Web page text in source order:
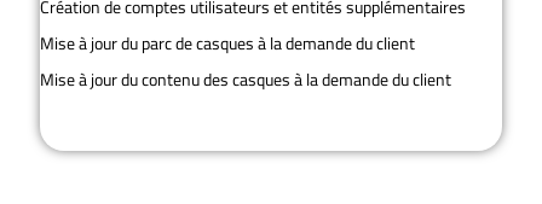
Création de comptes utilisateurs et entités supplémentaires
Mise à jour du parc de casques à la demande du client
Mise à jour du contenu des casques à la demande du client